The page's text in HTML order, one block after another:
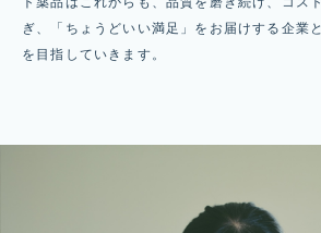
ぎ、「ちょうどいい満足」をお届けする企業
を目指していきます。